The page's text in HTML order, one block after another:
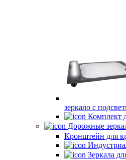
зеркало с
Комплект
Дорожные
Кронштейн для
Зеркала